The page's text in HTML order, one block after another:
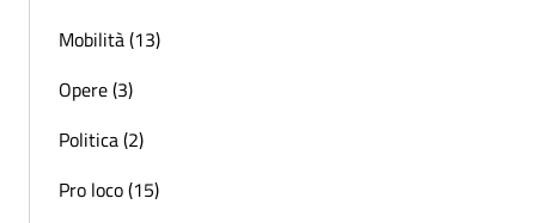
Mobilità (13)
Opere (3)
Politica (2)
Pro loco (15)